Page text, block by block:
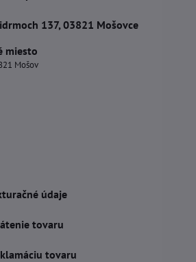
137, 03821 Mošovce
miesto
Mošov
údaje
tovaru
tovaru